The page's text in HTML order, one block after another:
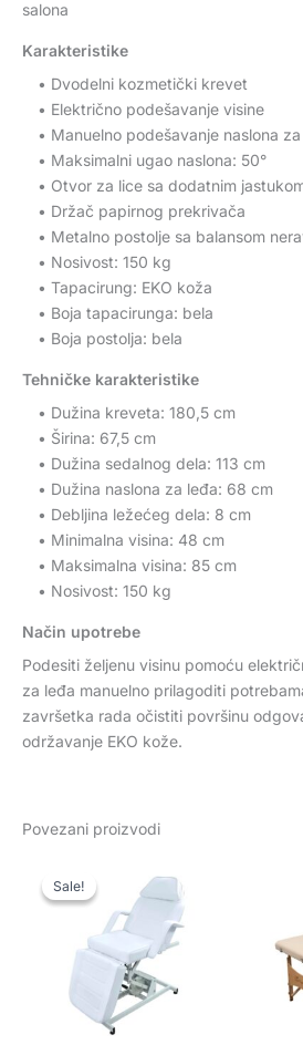
salona
Karakteristike
• Dvodelni kozmetički krevet
• Električno podešavanje visine
• Manuelno podešavanje naslona za
• Maksimalni ugao naslona: 50°
• Otvor za lice sa dodatnim
• Držač papirnog prekrivača
• Metalno postolje sa balansom
• Nosivost: 150 kg
• Tapacirung: EKO koža
• Boja tapacirunga: bela
• Boja postolja: bela
Tehničke karakteristike
• Dužina kreveta: 180,5 cm
• Širina: 67,5 cm
• Dužina sedalnog dela: 113 cm
• Dužina naslona za leđa: 68 cm
• Debljina ležećeg dela: 8 cm
• Minimalna visina: 48 cm
• Maksimalna visina: 85 cm
• Nosivost: 150 kg
Način upotrebe
Podesiti željenu visinu pomoću
za leđa manuelno prilagoditi
završetka rada očistiti površinu
održavanje EKO kože.
Povezani proizvodi
Sale!
Sale!
cena
bila:
101.000 rsd.